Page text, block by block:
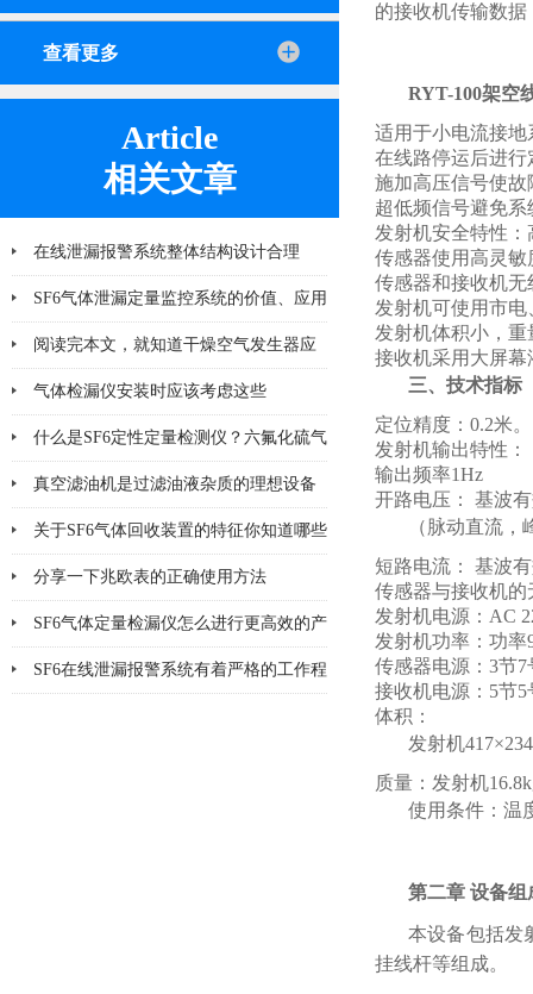
查看更多
Article
相关文章
在线泄漏报警系统整体结构设计合理
SF6气体泄漏定量监控系统的价值、应用
及未来发展趋势
阅读完本文，就知道干燥空气发生器应
该注意哪几点小问题
气体检漏仪安装时应该考虑这些
什么是SF6定性定量检测仪？六氟化硫气
体检测设备
真空滤油机是过滤油液杂质的理想设备
关于SF6气体回收装置的特征你知道哪些
分享一下兆欧表的正确使用方法
SF6气体定量检漏仪怎么进行更高效的产
品检漏?
SF6在线泄漏报警系统有着严格的工作程
的接收机传输数据
RYT-100架空
适用于小电流接
在线路停运后进
施加高压信号使
超低频信号避免
发射机安全特性
传感器使用高灵
传感器和接收机
发射机可使用市
发射机体积小，
接收机采用大屏
三、技术指
定位精度：0.2米。
发射机输出特性：
输出频率1Hz
开路电压： 基波
（脉动直流
短路电流： 基波
传感器与接收机的
发射机电源：AC
发射机功率：功率
传感器电源：3节
接收机电源：5节
体积：
发射机
质量：发射机
使用条件：温
第二章 设备组
本设备包括发
挂线杆等组成。